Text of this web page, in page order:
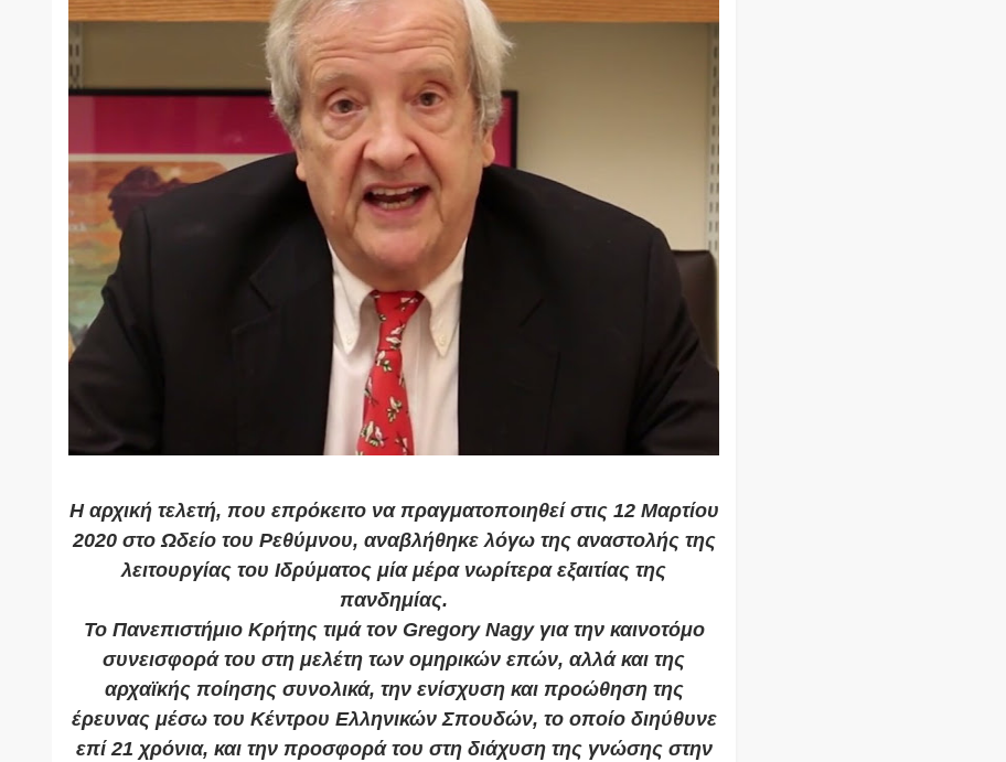
Η αρχική τελετή, που επρόκειτο να πραγματοποιηθεί στις 12 Μαρτίου
2020 στο Ωδείο του Ρεθύμνου, αναβλήθηκε λόγω της αναστολής της
λειτουργίας του Ιδρύματος μία μέρα νωρίτερα εξαιτίας της
πανδημίας.
Το Πανεπιστήμιο Κρήτης τιμά τον Gregory Nagy για την καινοτόμο
συνεισφορά του στη μελέτη των ομηρικών επών, αλλά και της
αρχαϊκής ποίησης συνολικά, την ενίσχυση και προώθηση της
έρευνας μέσω του Κέντρου Ελληνικών Σπουδών, το οποίο διηύθυνε
επί 21 χρόνια, και την προσφορά του στη διάχυση της γνώσης στην